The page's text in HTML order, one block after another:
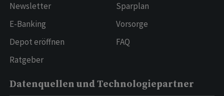
Newsletter
E-Banking
Depot eröffnen
Ratgeber
Sparplan
Vorsorge
FAQ
Datenquellen und Technologiepartner